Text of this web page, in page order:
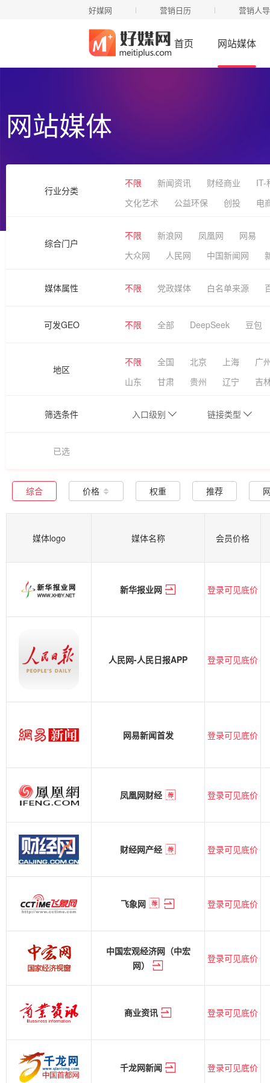
好媒网 营销日历 营销人
首页 网站媒体
网站媒体
行业分类
不限 新闻资讯 财经商业
IT-
文化艺术
公益环保 创投 电
综合门户
不限 新浪网 凤凰网
网易
大众网
人民网 中国新闻网
媒体属性 不限 党政媒体 白名单来源
可发GEO 不限 全部 DeepSeek 豆包
地区
不限 全国 北京 上海
广
山东
甘肃 贵州 辽宁 吉
筛选条件 入口级别 链接类型
已选
综合 价格 权重 推荐
媒体logo 媒体名称 会员价格
新华报业网 登录可见底价
人民网-人民日报APP 登录可见底价
网易新闻首发 登录可见底价
凤凰网财经 登录可见底价
财经网产经 登录可见底价
飞象网 登录可见底价
中国宏观经济网（中宏
网）
登录可见底价
商业资讯 登录可见底价
千龙网新闻 登录可见底价